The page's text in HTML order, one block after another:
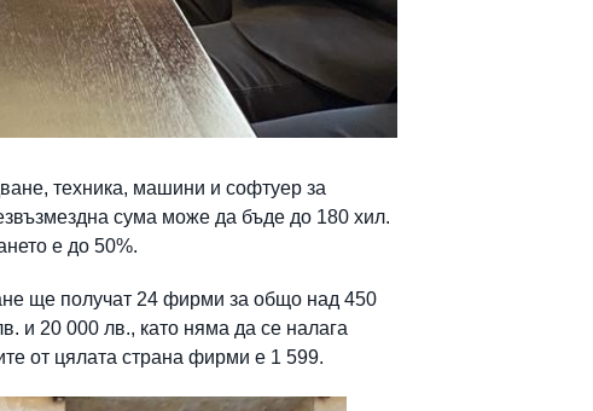
техника, машини и софтуер за
сума може да бъде до 180 хил.
е до 50%.
ще получат 24 фирми за общо над 450
и 20 000 лв., като няма да се налага
от цялата страна фирми е 1 599.